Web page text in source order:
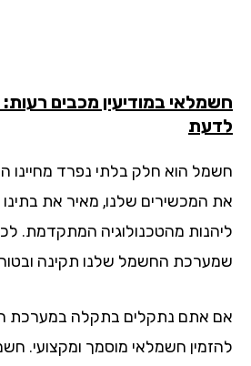
במודיעין מכבים רעות: כל
הוא חלק בלתי נפרד מחיינו
המכשירים שלנו, מאיר את בתינו
מהטכנולוגיה המתקדמת. לכן,
החשמל שלנו תקינה ובטוחה.
אתם נתקלים בתקלה במערכת
חשמלאי מוסמך ומקצועי.